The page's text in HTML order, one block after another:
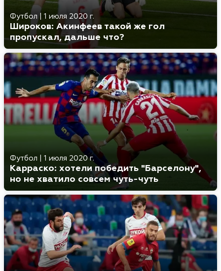
Футбол| 1 июля 2020 г.
Широков: Акинфеев такой же гол
пропускал, дальше что?
Футбол 1 июля 2020 г.
Карраско: хотели победить "Барселону",
но не хватило совсем чуть-чуть